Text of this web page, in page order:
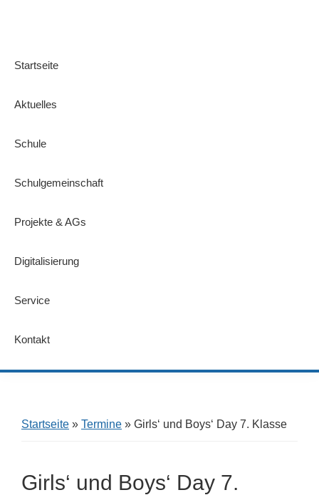
Startseite
Aktuelles
Schule
Schulgemeinschaft
Projekte & AGs
Digitalisierung
Service
Kontakt
Startseite » Termine » Girls‘ und Boys‘ Day 7. Klasse
Girls‘ und Boys‘ Day 7.